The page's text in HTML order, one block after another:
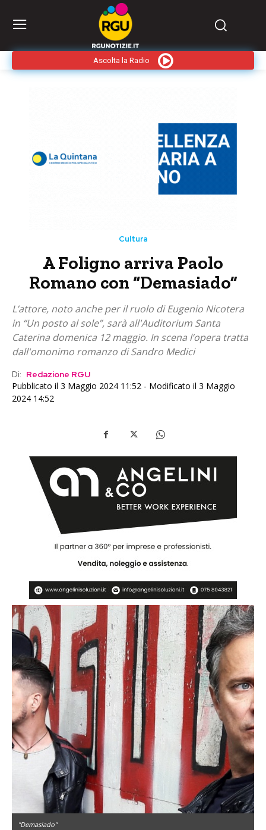
Ascolta la Radio
Cultura
A Foligno arriva Paolo
Romano con “Demasiado”
L’attore, noto anche per il ruolo di Eugenio Nicotera
in “Un posto al sole”, sarà all'Auditorium Santa
Caterina domenica 12 maggio. In scena l’opera tratta
dall'omonimo romanzo di Sandro Medici
Di: Redazione RGU
Pubblicato il 3 Maggio 2024 11:52 - Modificato il 3 Maggio
2024 14:52
"Demasiado"